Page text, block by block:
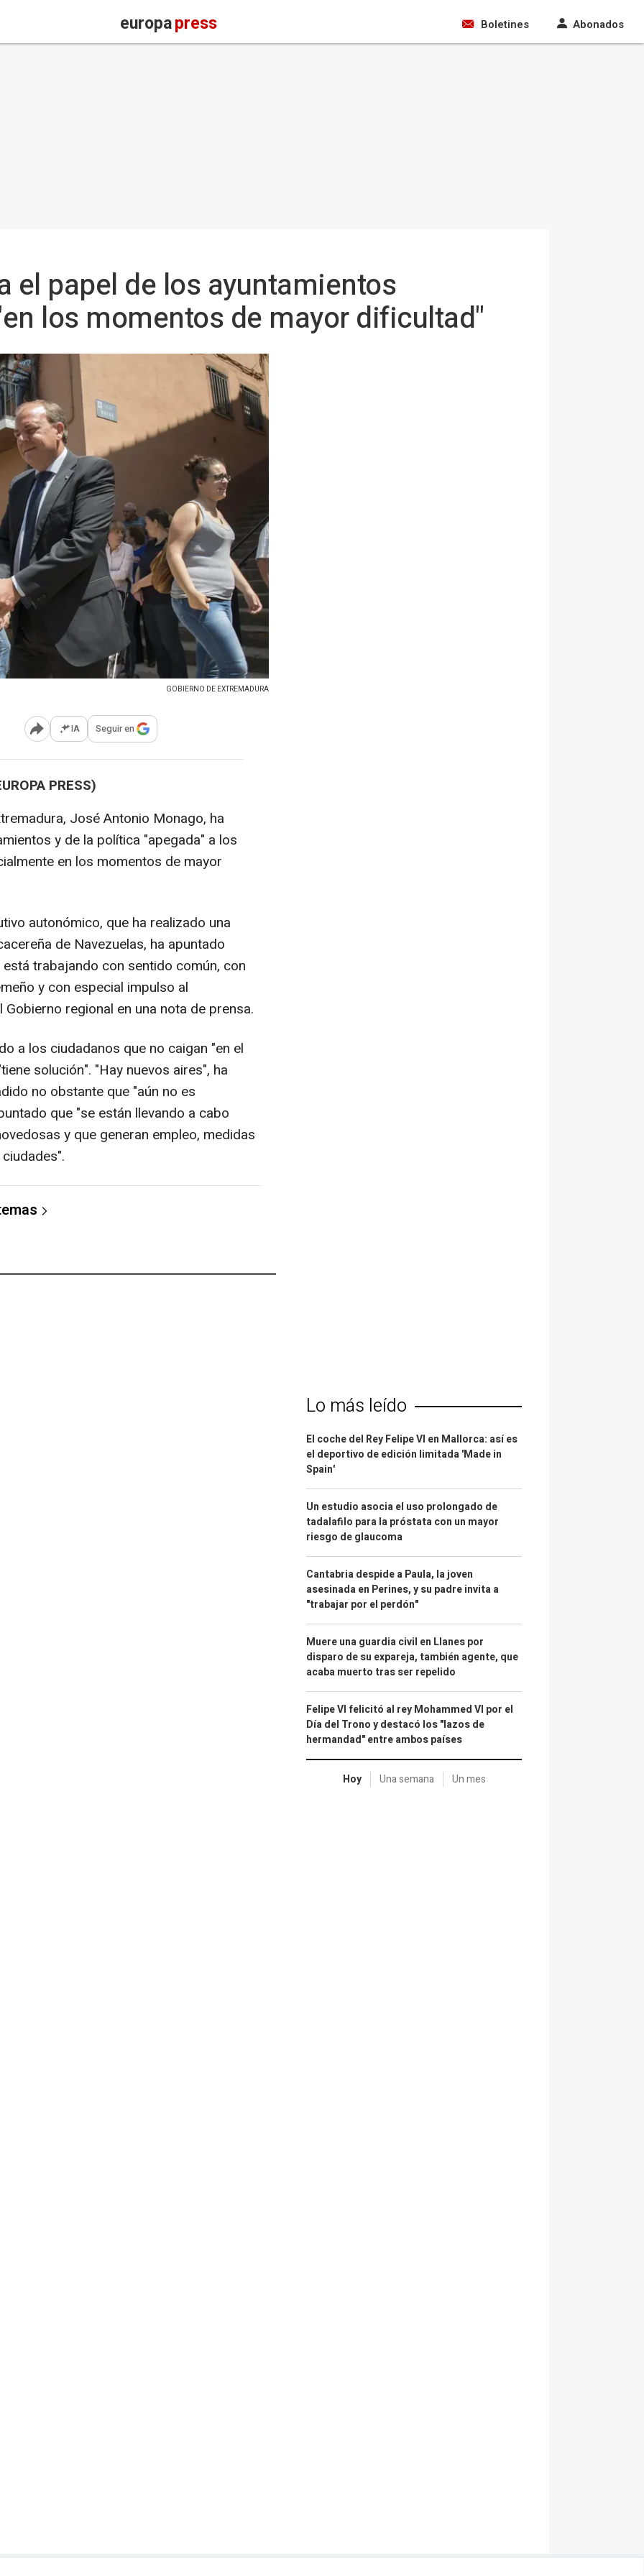
europapress Boletines Abonados
el papel de los ayuntamientos
los momentos de mayor dificultad"
GOBIERNO DE EXTREMADURA
Abrir opciones para compartir
IA Seguir en
PRESS)
José Antonio Monago, ha
y de la política "apegada" a los
en los momentos de mayor
autonómico, que ha realizado una
de Navezuelas, ha apuntado
trabajando con sentido común, con
y con especial impulso al
regional en una nota de prensa.
a los ciudadanos que no caigan "en el
solución". "Hay nuevos aires", ha
no obstante que "aún no es
que "se están llevando a cabo
y que generan empleo, medidas
Lo más leído
El coche del Rey Felipe VI en Mallorca: así es
el deportivo de edición limitada 'Made in
Spain'
Un estudio asocia el uso prolongado de
tadalafilo para la próstata con un mayor
riesgo de glaucoma
Cantabria despide a Paula, la joven
asesinada en Perines, y su padre invita a
"trabajar por el perdón"
Muere una guardia civil en Llanes por
disparo de su expareja, también agente, que
acaba muerto tras ser repelido
Felipe VI felicitó al rey Mohammed VI por el
Día del Trono y destacó los "lazos de
hermandad" entre ambos países
Hoy Una semana Un mes